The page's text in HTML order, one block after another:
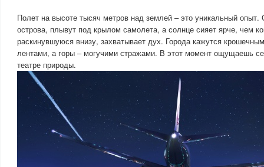
Полет на высоте тысяч метров над землей – это уникальный
острова, плывут под крылом самолета, а солнце сияет ярче, чем
раскинувшуюся внизу, захватывает дух. Города кажутся
лентами, а горы – могучими стражами. В этот момент ощущаешь
театре природы.